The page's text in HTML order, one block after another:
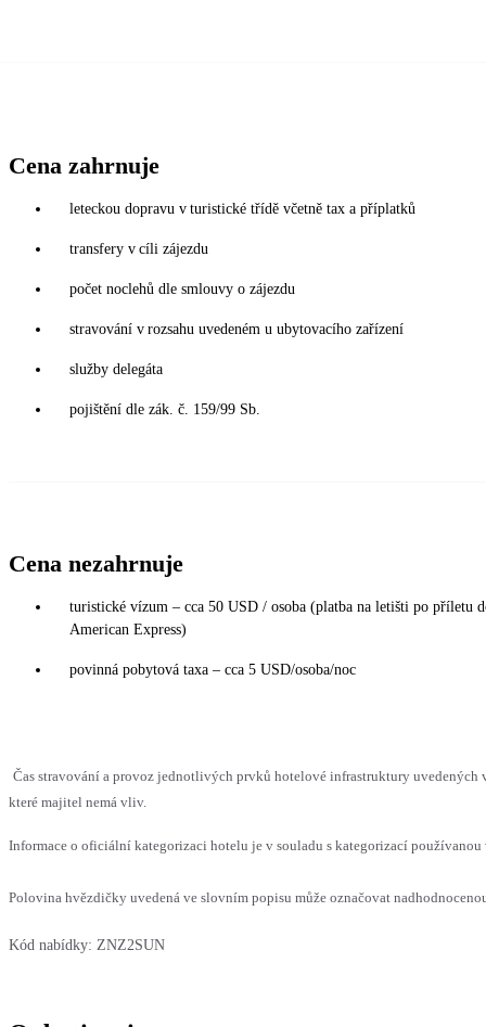
Cena zahrnuje
leteckou dopravu v turistické třídě včetně tax a příplatků
transfery v cíli zájezdu
počet noclehů dle smlouvy o zájezdu
stravování v rozsahu uvedeném u ubytovacího zařízení
služby delegáta
pojištění dle zák. č. 159/99 Sb.
Cena nezahrnuje
turistické vízum – cca 50 USD / osoba (platba na letišti po příletu
American Express)
povinná pobytová taxa – cca 5 USD/osoba/noc
Čas stravování a provoz jednotlivých prvků hotelové infrastruktury uvedených
které majitel nemá vliv.
Informace o oficiální kategorizaci hotelu je v souladu s kategorizací
Polovina hvězdičky uvedená ve slovním popisu může označovat
Kód nabídky: ZNZ2SUN